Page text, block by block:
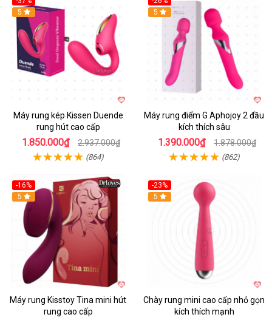
Hot
5
Máy rung kép Kissen Duende
rung hút cao cấp
1.850.000₫ 2.937.000₫
(864)
Hot
5
Máy rung điểm G Aphojoy 2 đầu
kích thích sâu
1.390.000₫ 1.878.000₫
(862)
-16%
Hot
5
Máy rung Kisstoy Tina mini hút
rung cao cấp
-23%
Hot
5
Chày rung mini cao cấp nhỏ gọn
kích thích mạnh